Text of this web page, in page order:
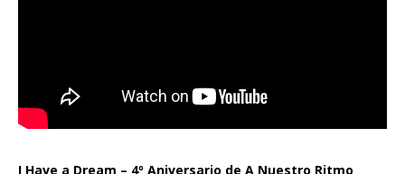
I Have a Dream – 4º Aniversario de A Nuestro Ritmo